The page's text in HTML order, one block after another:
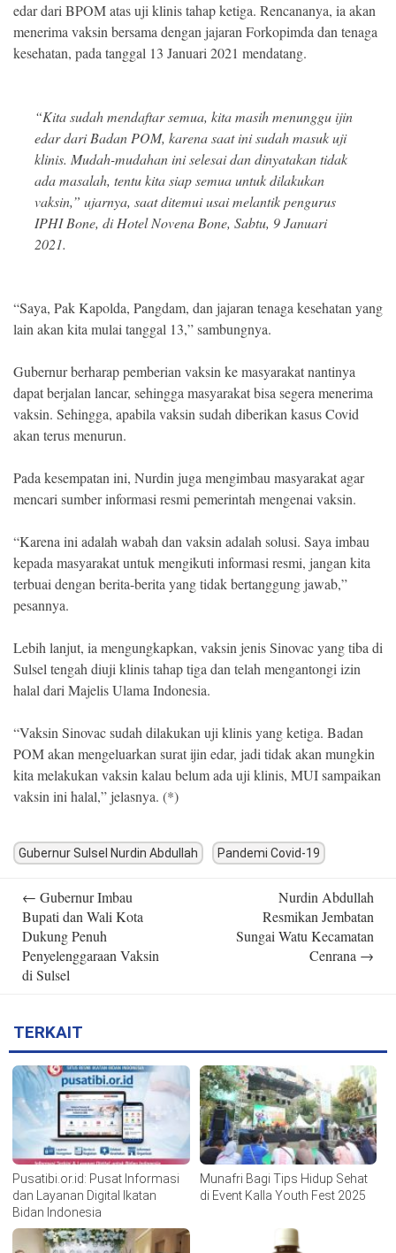
©
Copyright
Menara
Reserve
edar dari BPOM atas uji klinis tahap ketiga. Rencananya, ia akan
menerima vaksin bersama dengan jajaran Forkopimda dan tenaga
kesehatan, pada tanggal 13 Januari 2021 mendatang.
“Kita sudah mendaftar semua, kita masih menunggu ijin
edar dari Badan POM, karena saat ini sudah masuk uji
klinis. Mudah-mudahan ini selesai dan dinyatakan tidak
ada masalah, tentu kita siap semua untuk dilakukan
vaksin,” ujarnya, saat ditemui usai melantik pengurus
IPHI Bone, di Hotel Novena Bone, Sabtu, 9 Januari
2021.
“Saya, Pak Kapolda, Pangdam, dan jajaran tenaga kesehatan yang
lain akan kita mulai tanggal 13,” sambungnya.
Gubernur berharap pemberian vaksin ke masyarakat nantinya
dapat berjalan lancar, sehingga masyarakat bisa segera menerima
vaksin. Sehingga, apabila vaksin sudah diberikan kasus Covid
akan terus menurun.
Pada kesempatan ini, Nurdin juga mengimbau masyarakat agar
mencari sumber informasi resmi pemerintah mengenai vaksin.
“Karena ini adalah wabah dan vaksin adalah solusi. Saya imbau
kepada masyarakat untuk mengikuti informasi resmi, jangan kita
terbuai dengan berita-berita yang tidak bertanggung jawab,”
pesannya.
Lebih lanjut, ia mengungkapkan, vaksin jenis Sinovac yang tiba di
Sulsel tengah diuji klinis tahap tiga dan telah mengantongi izin
halal dari Majelis Ulama Indonesia.
“Vaksin Sinovac sudah dilakukan uji klinis yang ketiga. Badan
POM akan mengeluarkan surat ijin edar, jadi tidak akan mungkin
kita melakukan vaksin kalau belum ada uji klinis, MUI sampaikan
vaksin ini halal,” jelasnya. (*)
Gubernur Sulsel Nurdin Abdullah Pandemi Covid-19
navigation
← Gubernur Imbau
Bupati dan Wali Kota
Dukung Penuh
Penyelenggaraan Vaksin
di Sulsel
Nurdin Abdullah
Resmikan Jembatan
Sungai Watu Kecamatan
Cenrana →
TERKAIT
Pusatibi.or.id: Pusat Informasi
dan Layanan Digital Ikatan
Bidan Indonesia
Munafri Bagi Tips Hidup Sehat
di Event Kalla Youth Fest 2025